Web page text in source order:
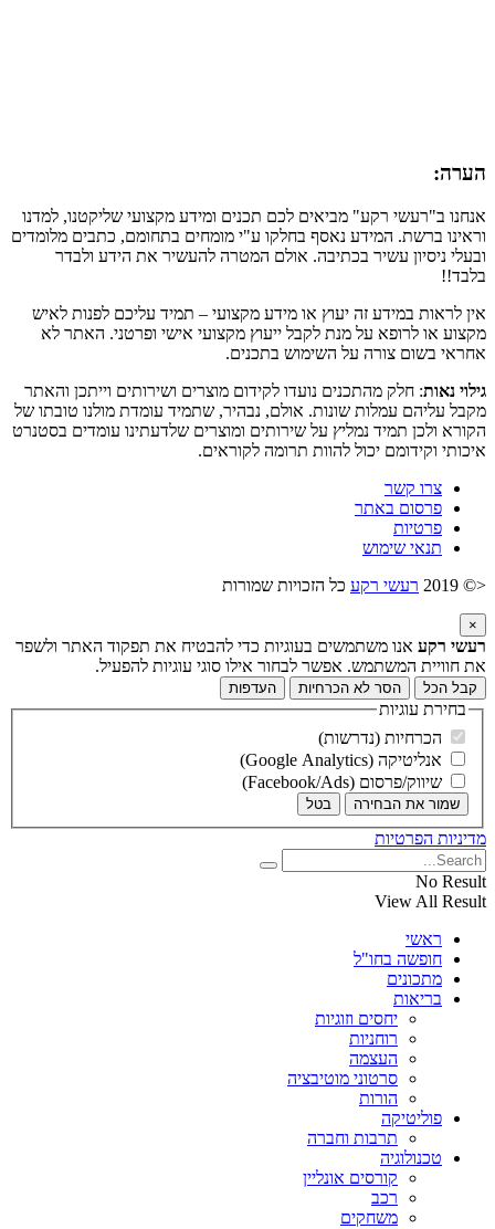
הערה:
אנחנו ב"רעשי רקע" מביאים לכם תכנים ומידע מקצועי שליקטנו, למדנו
וראינו ברשת. המידע נאסף בחלקו ע"י מומחים בתחומם, כתבים מלומדים
ובעלי ניסיון עשיר בכתיבה. אולם המטרה להעשיר את הידע ולבדר
בלבד!!
אין לראות במידע זה יעוץ או מידע מקצועי – תמיד עליכם לפנות לאיש
מקצוע או לרופא על מנת לקבל ייעוץ מקצועי אישי ופרטני. האתר לא
אחראי בשום צורה על השימוש בתכנים.
גילוי נאות: חלק מהתכנים נועדו לקידום מוצרים ושירותים וייתכן והאתר
מקבל עליהם עמלות שונות. אולם, נבהיר, שתמיד עומדת מולנו טובתו של
הקורא ולכן תמיד נמליץ על שירותים ומוצרים שלדעתינו עומדים בסטנרט
איכותי וקידומם יכול להוות תרומה לקוראים.
צרו קשר
פרסום באתר
פרטיות
תנאי שימוש
<© 2019
רעשי רקע כל הזכויות שמורות
×
רעשי רקע אנו משתמשים בעוגיות כדי להבטיח את תפקוד האתר ולשפר
את חוויית המשתמש. אפשר לבחור אילו סוגי עוגיות להפעיל.
קבל הכל הסר לא הכרחיות העדפות
בחירת עוגיות
הכרחיות (נדרשות)
אנליטיקה (Google Analytics)
שיווק/פרסום (Facebook/Ads)
שמור את הבחירה בטל
מדיניות הפרטיות
No Result
View All Result
ראשי
חופשה בחו"ל
מתכונים
בריאות
יחסים וזוגיות
רוחניות
העצמה
סרטוני מוטיבציה
הורות
פוליטיקה
תרבות וחברה
טכנולוגיה
קורסים אונליין
רכב
משחקים